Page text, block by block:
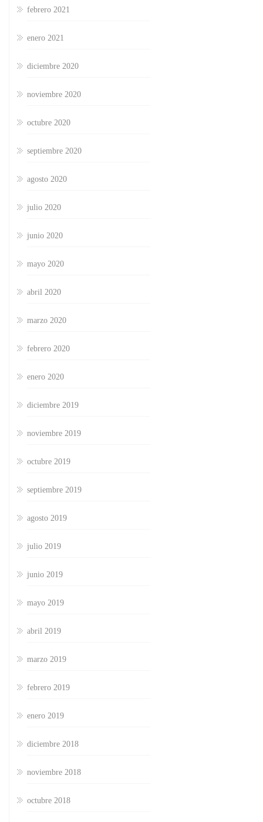
febrero 2021
enero 2021
diciembre 2020
noviembre 2020
octubre 2020
septiembre 2020
agosto 2020
julio 2020
junio 2020
mayo 2020
abril 2020
marzo 2020
febrero 2020
enero 2020
diciembre 2019
noviembre 2019
octubre 2019
septiembre 2019
agosto 2019
julio 2019
junio 2019
mayo 2019
abril 2019
marzo 2019
febrero 2019
enero 2019
diciembre 2018
noviembre 2018
octubre 2018